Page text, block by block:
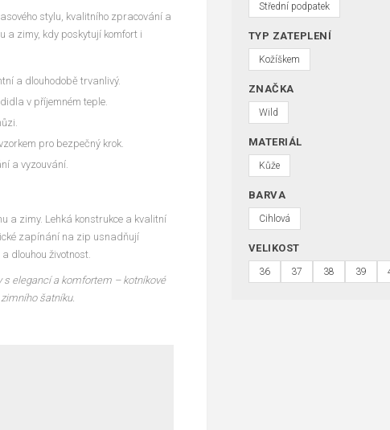
stylu, kvalitního zpracování a
a zimy, kdy poskytují komfort i
a dlouhodobě trvanlivý.
v příjemném teple.
pro bezpečný krok.
a vyzouvání.
a zimy. Lehká konstrukce a kvalitní
zapínání na zip usnadňují
dlouhou životnost.
s elegancí a komfortem – kotníkové
šatníku.
Střední podpatek
TYP ZATEPLENÍ
Kožíškem
ZNAČKA
Wild
MATERIÁL
Kůže
BARVA
Cihlová
VELIKOST
36 37 38 39